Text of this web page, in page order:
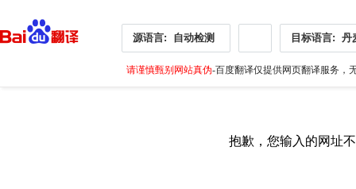
源语言: 自动检测 目标语言: 丹
请谨慎甄别网站真伪-百度翻译仅提供网页翻译服务，